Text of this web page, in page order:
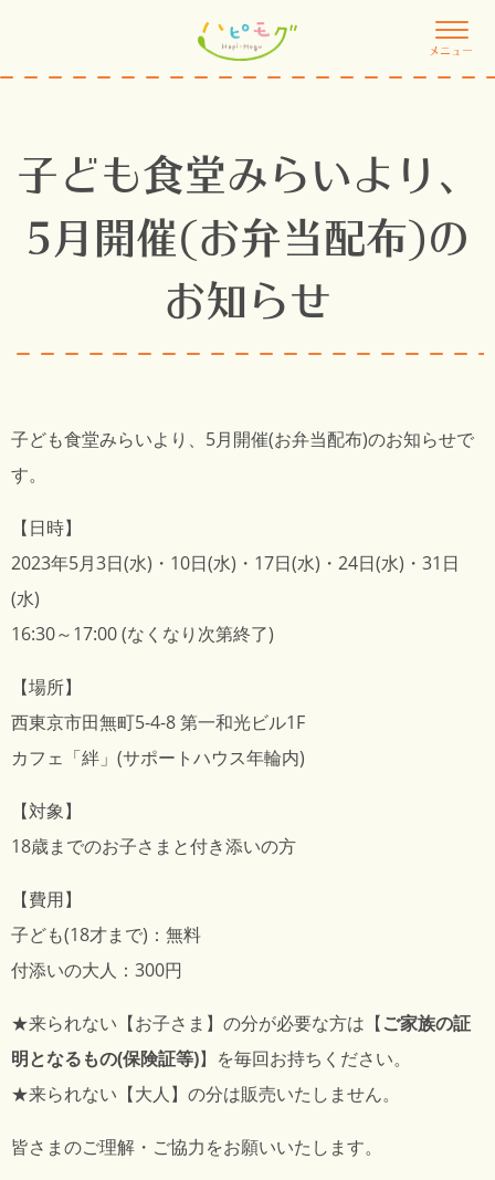
メニュー
子ども食堂みらいより、
5月開催(お弁当配布)の
お知らせ
子ども食堂みらいより、5月開催(お弁当配布)のお知らせで
す。
【日時】
2023年5月3日(水)・10日(水)・17日(水)・24日(水)・31日
(水)
16:30～17:00 (なくなり次第終了)
【場所】
西東京市田無町5-4-8 第一和光ビル1F
カフェ「絆」(サポートハウス年輪内)
【対象】
18歳までのお子さまと付き添いの方
【費用】
子ども(18才まで)：無料
付添いの大人：300円
★来られない【お子さま】の分が必要な方は【ご家族の証
明となるもの(保険証等)】を毎回お持ちください。
★来られない【大人】の分は販売いたしません。
皆さまのご理解・ご協力をお願いいたします。